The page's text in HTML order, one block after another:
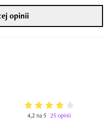
opinii
4,2 na 5 25 opinii